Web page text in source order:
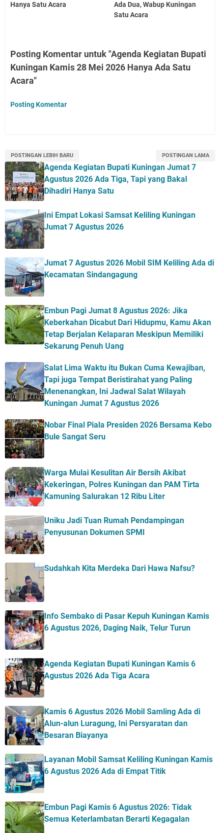
Hanya Satu Acara
Ada Dua, Wabup Kuningan
Satu Acara
Posting Komentar untuk "Agenda Kegiatan Bupati
Kuningan Kamis 28 Mei 2026 Hanya Ada Satu
Acara"
Posting Komentar
POSTINGAN LEBIH BARU POSTINGAN LAMA
Agenda Kegiatan Bupati Kuningan Jumat 7
Agustus 2026 Ada Tiga, Tapi yang Bakal
Dihadiri Hanya Satu
Ini Empat Lokasi Samsat Keliling Kuningan
Jumat 7 Agustus 2026
Jumat 7 Agustus 2026 Mobil SIM Keliling Ada di
Kecamatan Sindangagung
Embun Pagi Jumat 8 Agustus 2026: Jika
Keberkahan Dicabut Dari Hidupmu, Kamu Akan
Tetap Berjalan Kelaparan Meskipun Memiliki
Sekarung Penuh Uang
Salat Lima Waktu itu Bukan Cuma Kewajiban,
Tapi juga Tempat Beristirahat yang Paling
Menenangkan, Ini Jadwal Salat Wilayah
Kuningan Jumat 7 Agustus 2026
Nobar Final Piala Presiden 2026 Bersama Kebo
Bule Sangat Seru
Warga Mulai Kesulitan Air Bersih Akibat
Kekeringan, Polres Kuningan dan PAM Tirta
Kamuning Salurakan 12 Ribu Liter
Uniku Jadi Tuan Rumah Pendampingan
Penyusunan Dokumen SPMI
Sudahkah Kita Merdeka Dari Hawa Nafsu?
Info Sembako di Pasar Kepuh Kuningan Kamis
6 Agustus 2026, Daging Naik, Telur Turun
Agenda Kegiatan Bupati Kuningan Kamis 6
Agustus 2026 Ada Tiga Acara
Kamis 6 Agustus 2026 Mobil Samling Ada di
Alun-alun Luragung, Ini Persyaratan dan
Besaran Biayanya
Layanan Mobil Samsat Keliling Kuningan Kamis
6 Agustus 2026 Ada di Empat Titik
Embun Pagi Kamis 6 Agustus 2026: Tidak
Semua Keterlambatan Berarti Kegagalan